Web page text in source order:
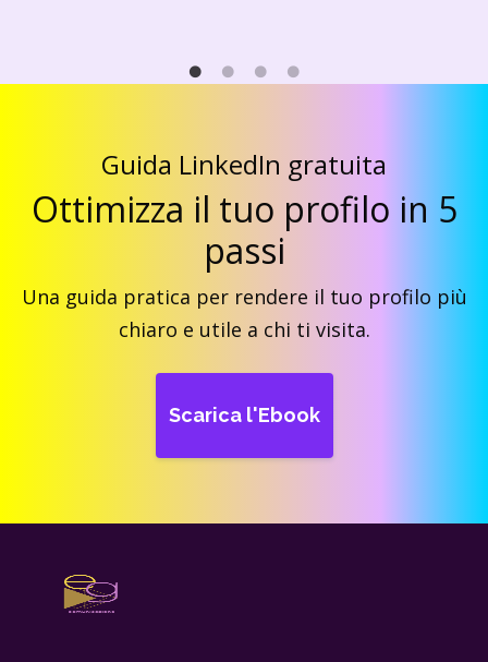
Guida LinkedIn gratuita
Ottimizza il tuo profilo in 5
passi
Una guida pratica per rendere il tuo profilo più
chiaro e utile a chi ti visita.
Scarica l'Ebook